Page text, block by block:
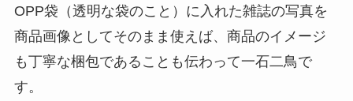
OPP袋（透明な袋のこと）に入れた雑誌の写真を
商品画像としてそのまま使えば、商品のイメージ
も丁寧な梱包であることも伝わって一石二鳥で
す。